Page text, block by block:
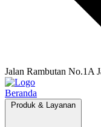
Jalan Rambutan No.1A
Beranda
Produk & Layanan